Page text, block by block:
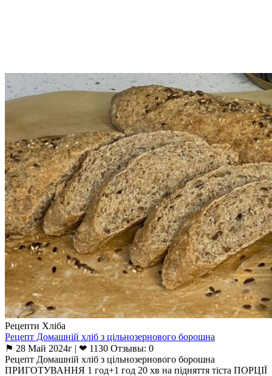
Рецепти Хліба
Рецепт Домашній хліб з цільнозернового борошна
⚑ 28 Май 2024г | ❤ 1130 Отзывы: 0
Рецепт Домашній хліб з цільнозернового борошна
ПРИГОТУВАННЯ 1 год+1 год 20 хв на підняття тіста ПОРЦІЇ